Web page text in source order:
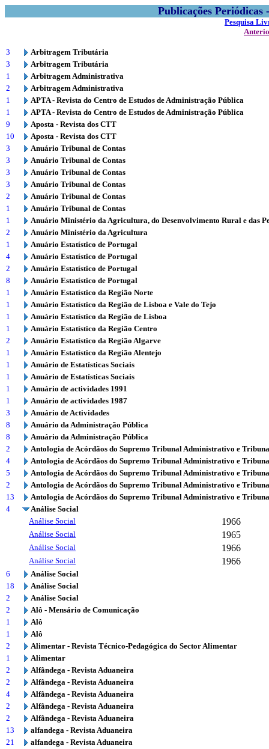
Publicações
Pesquisa
3
Arbitragem Tributária
3
Arbitragem Tributária
1
Arbitragem Administrativa
2
Arbitragem Administrativa
1
APTA - Revista do Centro de Estudos de Administração Pública
1
APTA - Revista do Centro de Estudos de Administração Pública
9
Aposta - Revista dos CTT
10
Aposta - Revista dos CTT
3
Anuário Tribunal de Contas
3
Anuário Tribunal de Contas
3
Anuário Tribunal de Contas
3
Anuário Tribunal de Contas
2
Anuário Tribunal de Contas
1
Anuário Tribunal de Contas
1
Anuário Ministério da Agricultura, do Desenvolvimento Rural e das
2
Anuário Ministério da Agricultura
1
Anuário Estatístico de Portugal
4
Anuário Estatístico de Portugal
2
Anuário Estatístico de Portugal
8
Anuário Estatístico de Portugal
1
Anuário Estatístico da Região Norte
1
Anuário Estatístico da Região de Lisboa e Vale do Tejo
1
Anuário Estatístico da Região de Lisboa
1
Anuário Estatístico da Região Centro
2
Anuário Estatístico da Região Algarve
1
Anuário Estatístico da Região Alentejo
1
Anuário de Estatísticas Sociais
1
Anuário de Estatísticas Sociais
1
Anuário de actividades 1991
1
Anuário de actividades 1987
3
Anuário de Actividades
8
Anuário da Administração Pública
8
Anuário da Administração Pública
2
Antologia de Acórdãos do Supremo Tribunal Administrativo e
4
Antologia de Acórdãos do Supremo Tribunal Administrativo e
5
Antologia de Acórdãos do Supremo Tribunal Administrativo e
2
Antologia de Acórdãos do Supremo Tribunal Administrativo e
13
Antologia de Acórdãos do Supremo Tribunal Administrativo e
4
Análise Social
Análise Social
1966
Análise Social 1965
Análise Social 1966
Análise Social 1966
6
Análise Social
18
Análise Social
2
Análise Social
2
Alô - Mensário de Comunicação
1
Alô
1
Alô
2
Alimentar - Revista Técnico-Pedagógica do Sector Alimentar
1
Alimentar
2
Alfândega - Revista Aduaneira
2
Alfândega - Revista Aduaneira
4
Alfândega - Revista Aduaneira
2
Alfândega - Revista Aduaneira
2
Alfândega - Revista Aduaneira
13
alfandega - Revista Aduaneira
21
alfandega - Revista Aduaneira